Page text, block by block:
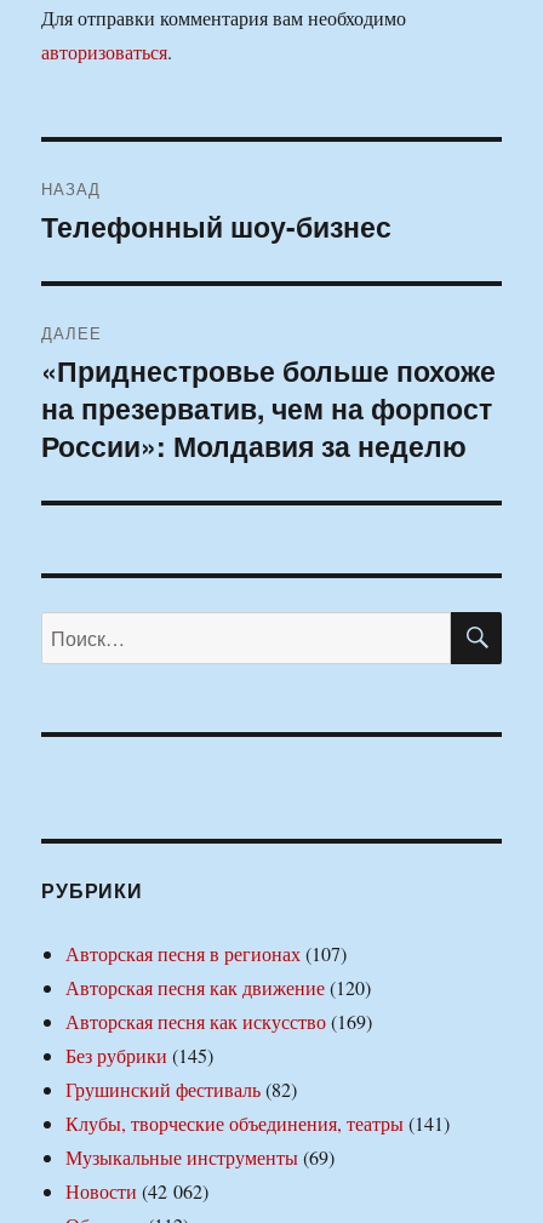
Для отправки комментария вам необходимо
авторизоваться.
по
НАЗАД
Предыдущая
Телефонный шоу-бизнес
ДАЛЕЕ
Следующая
запись:
«Приднестровье больше похоже
на презерватив, чем на форпост
России»: Молдавия за неделю
Искать:
РУБРИКИ
Авторская песня в регионах(107)
Авторская песня как движение(120)
Авторская песня как искусство(169)
Без рубрики (145)
Грушинский фестиваль(82)
Клубы, творческие объединения, театры(141)
Музыкальные инструменты(69)
Новости (42 062)